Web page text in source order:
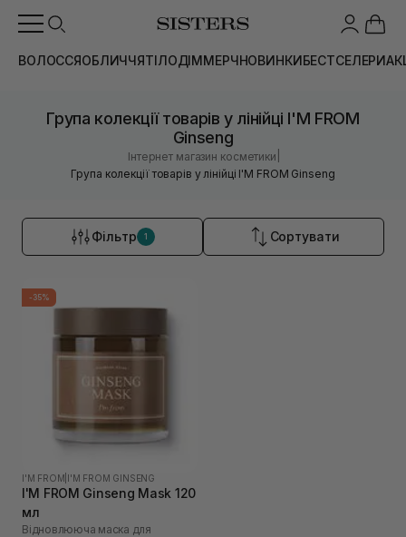
ВОЛОССЯОБЛИЧЧЯТІЛОДІММЕРЧНОВИНКИБЕСТСЕЛЕРИ
Група колекції товарів у лінійці I'M FROM
Ginseng
Інтернет магазин косметики
Група колекції товарів у лінійці I'M FROM Ginseng
Фільтр 1 Сортувати
-35%
I'M FROM I'M FROM GINSENG
I'M FROM Ginseng Mask 120
мл
Відновлююча маска для